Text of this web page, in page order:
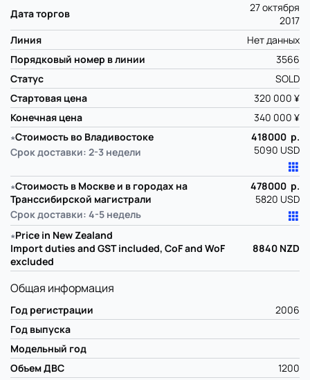
Дата торгов
27 октября
2017
Линия
Нет данных
Порядковый номер в линии
3566
Статус
SOLD
Стартовая цена
320 000 ¥
Конечная цена
340 000 ¥
∗Стоимость во Владивостоке
Срок доставки: 2-3 недели
418000 р.
5090 USD
∗Стоимость в Москве и в городах на
Транссибирской магистрали
Срок доставки: 4-5 недель
478000 р.
5820 USD
∗Price in New Zealand
Import duties and GST included, CoF and WoF
excluded
8840 NZD
Общая информация
Год регистрации
2006
Год выпуска
Модельный год
Объем ДВС
1200